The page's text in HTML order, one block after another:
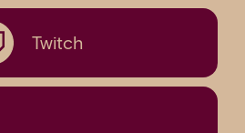
Twitch